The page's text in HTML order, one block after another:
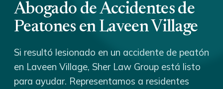
Abogado de Accidentes de
Peatones en Laveen Village
Si resultó lesionado en un accidente de peatón
en Laveen Village, Sher Law Group está listo
para ayudar. Representamos a residentes